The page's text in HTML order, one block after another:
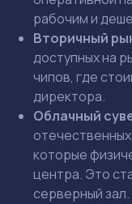
рабочим и
Вторичный
доступных на
чипов, где
директора.
Облачный
которые
центра. Это
серверный зал.